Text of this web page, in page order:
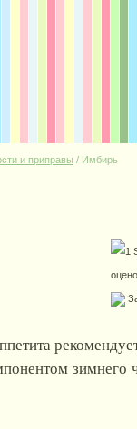
и приправы / Имбирь
зимнего